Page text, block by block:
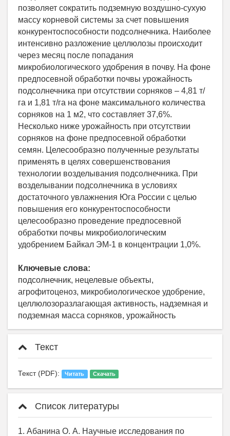
позволяет сократить подземную воздушно-сухую
массу корневой системы за счет повышения
конкурентоспособности подсолнечника. Наиболее
интенсивно разложение целлюлозы происходит
через месяц после попадания
микробиологического удобрения в почву. На фоне
предпосевной обработки почвы урожайность
подсолнечника при отсутствии сорняков – 4,81 т/
га и 1,81 т/га на фоне максимального количества
сорняков на 1 м2, что составляет 37,6%.
Несколько ниже урожайность при отсутствии
сорняков на фоне предпосевной обработки
семян. Целесообразно полученные результаты
применять в целях совершенствования
технологии возделывания подсолнечника. При
возделывании подсолнечника в условиях
достаточного увлажнения Юга России с целью
повышения его конкурентоспособности
целесообразно проведение предпосевной
обработки почвы микробиологическим
удобрением Байкал ЭМ-1 в концентрации 1,0%.
Ключевые слова:
подсолнечник, нецелевые объекты,
агрофитоценоз, микробиологическое удобрение,
целлюлозоразлагающая активность, надземная и
подземная масса сорняков, урожайность
Текст
Текст (PDF): Читать Скачать
Список литературы
1. Абанина О. А. Научные исследования по